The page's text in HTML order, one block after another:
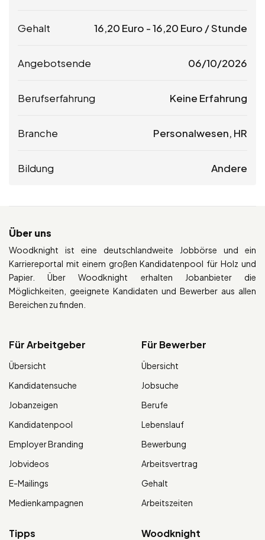
Gehalt 16,20 Euro -16,20 Euro / Stunde
Angebotsende 06/10/2026
Berufserfahrung Keine Erfahrung
Branche Personalwesen, HR
Bildung Andere
Über uns
Woodknight ist eine deutschlandweite Jobbörse und ein
Karriereportal mit einem großen Kandidatenpool für Holz und
Papier. Über Woodknight erhalten Jobanbieter die
Möglichkeiten, geeignete Kandidaten und Bewerber aus allen
Bereichen zu finden.
Für Arbeitgeber
Übersicht
Kandidatensuche
Jobanzeigen
Kandidatenpool
Employer Branding
Jobvideos
E-Mailings
Medienkampagnen
Für Bewerber
Übersicht
Jobsuche
Berufe
Lebenslauf
Bewerbung
Arbeitsvertrag
Gehalt
Arbeitszeiten
Tipps Woodknight